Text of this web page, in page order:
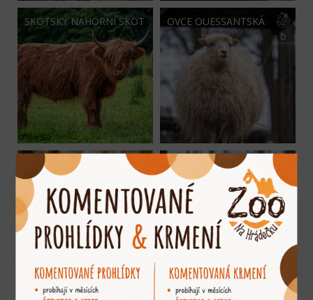
SKOTSKÝ NÁHORNÍ SKOT OVCE OUESSANTSKÁ
KOZA HOLANDSKÁ
ZAKRSLÁ
OVCE WALLISKÁ
ČERNONOSÁ